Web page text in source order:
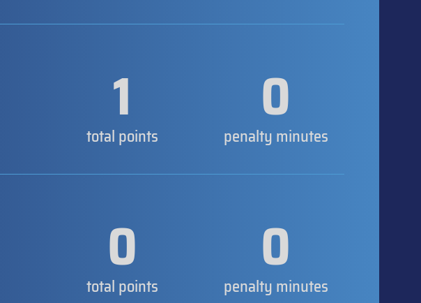
1
total points 0
penalty minutes
0
total points 0
penalty minutes